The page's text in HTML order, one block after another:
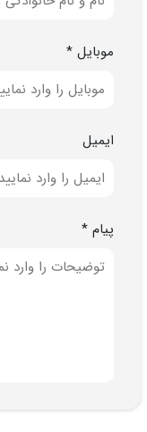
موبایل *
ایمیل
پیام *